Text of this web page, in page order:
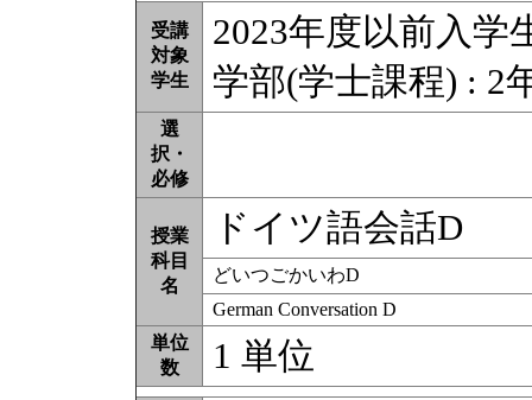
受講
対象
学生
2023年度以前入学
学部(学士課程) : 2
選
択・
必修
授業
科目
名
ドイツ語会話D
どいつごかいわD
German Conversation D
単位
数
1 単位